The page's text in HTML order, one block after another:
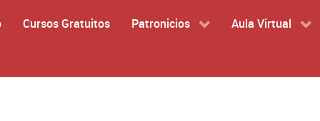
Cursos Gratuitos Patronicios Aula Virtual